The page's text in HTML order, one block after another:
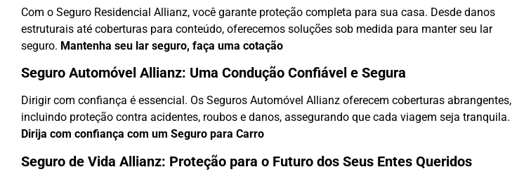
Com o Seguro Residencial Allianz, você garante proteção completa para sua casa. Desde danos
estruturais até coberturas para conteúdo, oferecemos soluções sob medida para manter seu lar
seguro. Mantenha seu lar seguro, faça uma cotação
Seguro Automóvel Allianz: Uma Condução Confiável e Segura
Dirigir com confiança é essencial. Os Seguros Automóvel Allianz oferecem coberturas abrangentes,
incluindo proteção contra acidentes, roubos e danos, assegurando que cada viagem seja tranquila.
Dirija com confiança com um Seguro para Carro
Seguro de Vida Allianz: Proteção para o Futuro dos Seus Entes Queridos